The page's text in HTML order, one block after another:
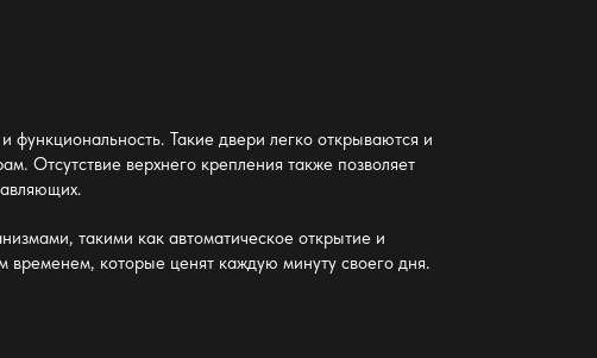
и функциональность. Такие двери легко открываются и
Отсутствие верхнего крепления также позволяет
такими как автоматическое открытие и
которые ценят каждую минуту своего дня.